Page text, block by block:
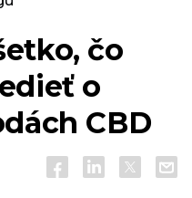
čo
o
CBD